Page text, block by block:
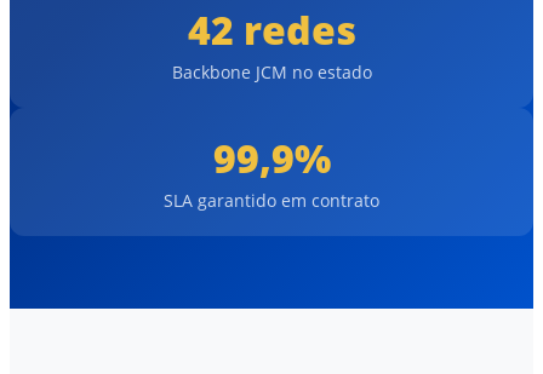
42 redes
Backbone JCM no estado
99,9%
SLA garantido em contrato